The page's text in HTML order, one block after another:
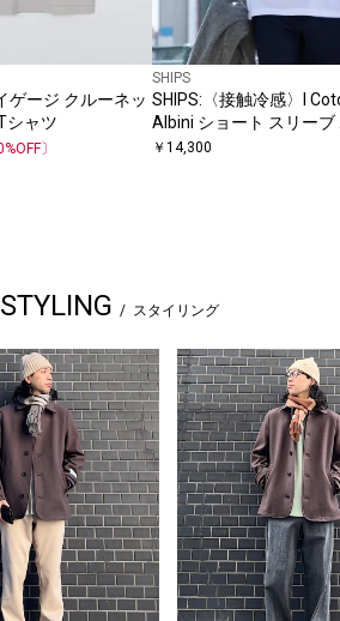
ゲージ クルーネッ
シャツ
%OFF〕
SHIPS
SHIPS:〈接触冷感〉I
Albini ショート スリーブ
シャツ
￥ 14,300
スタイリング